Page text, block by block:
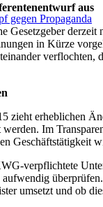
gegen Propaganda
aus
Gesetzgeber
in Kürze
verflochten,
zieht erheblichen
werden. Im
Geschäftstätigkeit
verpflichtete
umsetzt und ob